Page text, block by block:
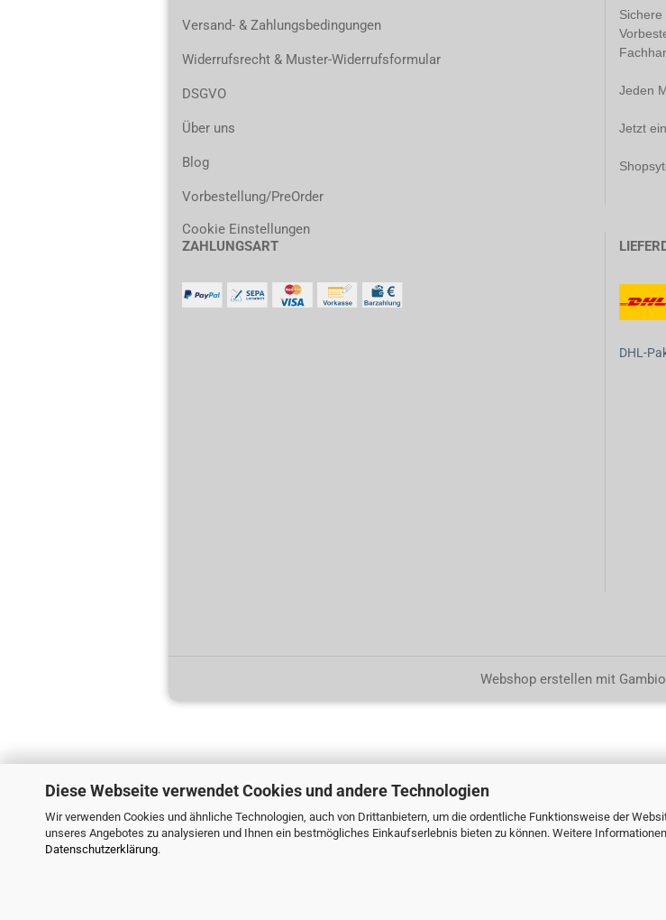
Diese Webseite verwendet Cookies und andere Technologien
Wir verwenden Cookies und ähnliche Technologien, auch von Drittanbietern, um die ordentliche Funktionsweise der
unseres Angebotes zu analysieren und Ihnen ein bestmögliches Einkaufserlebnis bieten zu können. Weitere
Datenschutzerklärung.
Versand- & Zahlungsbedingungen
Widerrufsrecht & Muster-Widerrufsformular
DSGVO
Über uns
Blog
Vorbestellung/PreOrder
Cookie Einstellungen
Sichere
Jeden
Jetzt
ZAHLUNGSART
DHL-
Webshop erstellen mit